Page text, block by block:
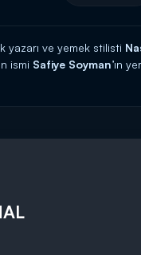
yazarı ve yemek stilisti
ismi Safiye Soyman’ın